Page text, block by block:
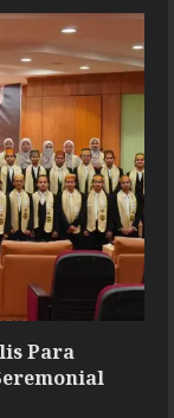
Para